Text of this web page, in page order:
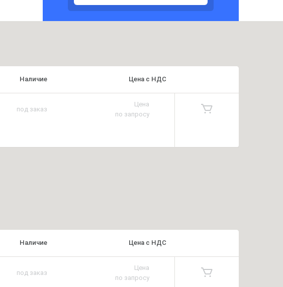
Наличие Цена с НДС
под заказ
Цена
по запросу
Наличие Цена с НДС
под заказ
Цена
по запросу